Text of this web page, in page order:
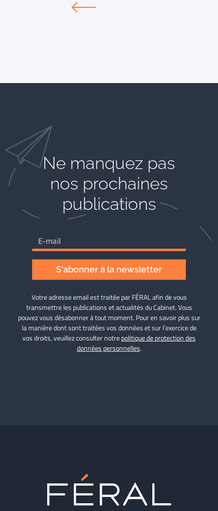
Ne manquez pas
nos prochaines
publications
S'abonner à la newsletter
Votre adresse email est traitée par FÉRAL afin de vous
transmettre les publications et actualités du Cabinet. Vous
pouvez vous désabonner à tout moment. Pour en savoir plus sur
la manière dont sont traitées vos données et sur l’exercice de
vos droits, veuillez consulter notrepolitique de protection des
données personnelles.